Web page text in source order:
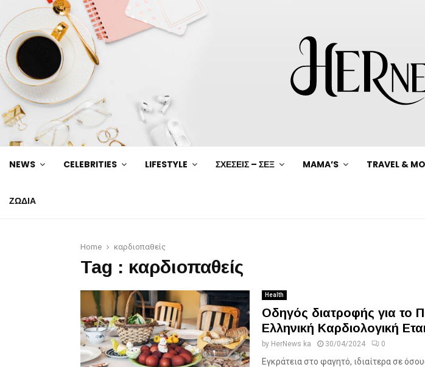
NEWS CELEBRITIES LIFESTYLE ΣΧΕΣΕΙΣ – ΣΕΞ MAMA’S TRAVEL &
ΖΩΔΙΑ
Home καρδιοπαθείς
Tag : καρδιοπαθείς
Health
Οδηγός διατροφής για το
Ελληνική Καρδιολογική
by HerNews ka 30/04/2024 0
Εγκράτεια στο φαγητό, ιδιαίτερα σε